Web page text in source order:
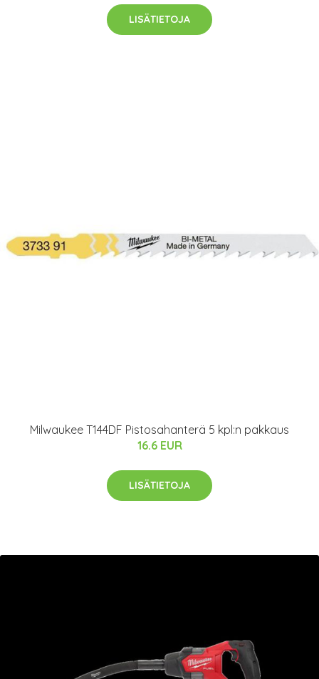
LISÄTIETOJA
Milwaukee T144DF Pistosahanterä 5 kpl:n pakkaus
16.6 EUR
LISÄTIETOJA